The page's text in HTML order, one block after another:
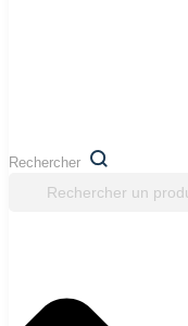
Rechercher